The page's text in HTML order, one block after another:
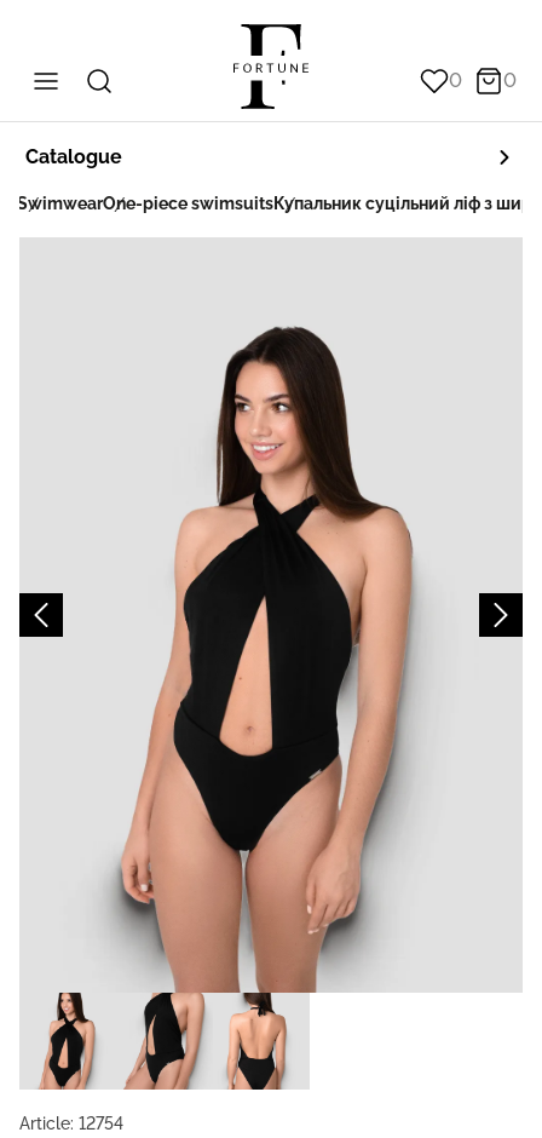
0 0
Catalogue
SwimwearOne-piece swimsuitsКупальник суцільний ліф з
Article: 12754